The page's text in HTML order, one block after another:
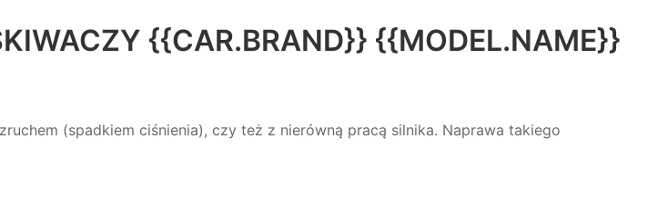
{{CAR.BRAND}} {{MODEL.NAME}}
(spadkiem ciśnienia), czy też z nierówną pracą silnika. Naprawa takiego